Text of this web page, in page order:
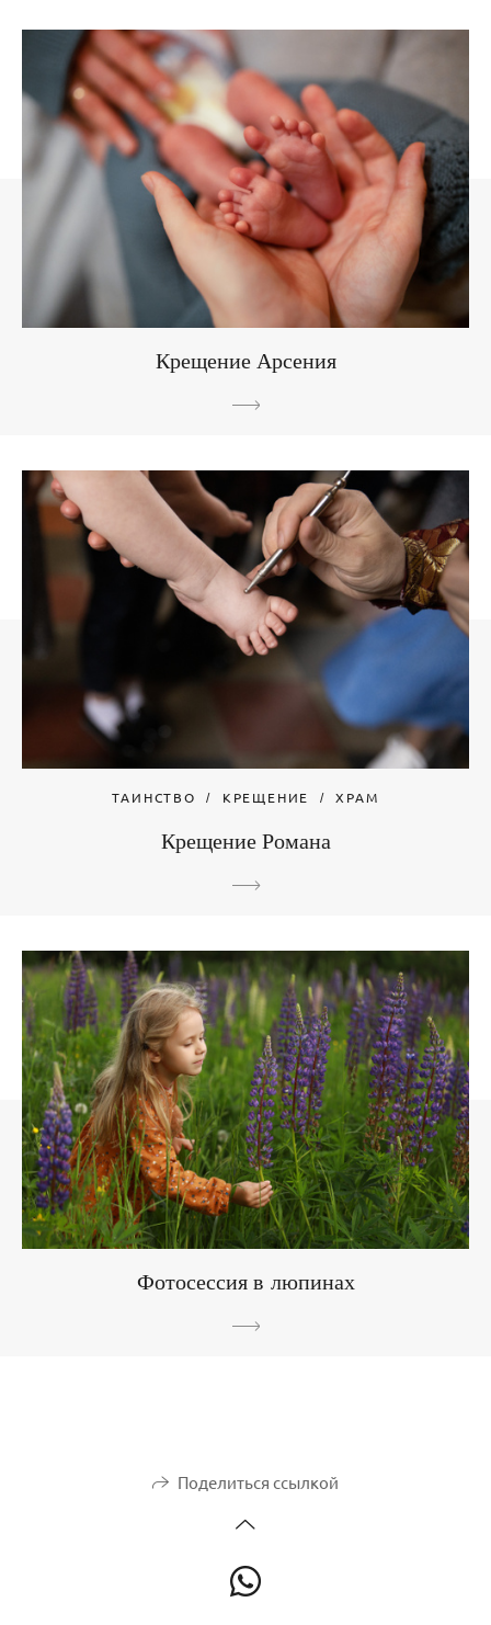
Крещение Арсения
ТАИНСТВО КРЕЩЕНИЕ ХРАМ
Крещение Романа
Фотосессия в люпинах
Поделиться ссылкой